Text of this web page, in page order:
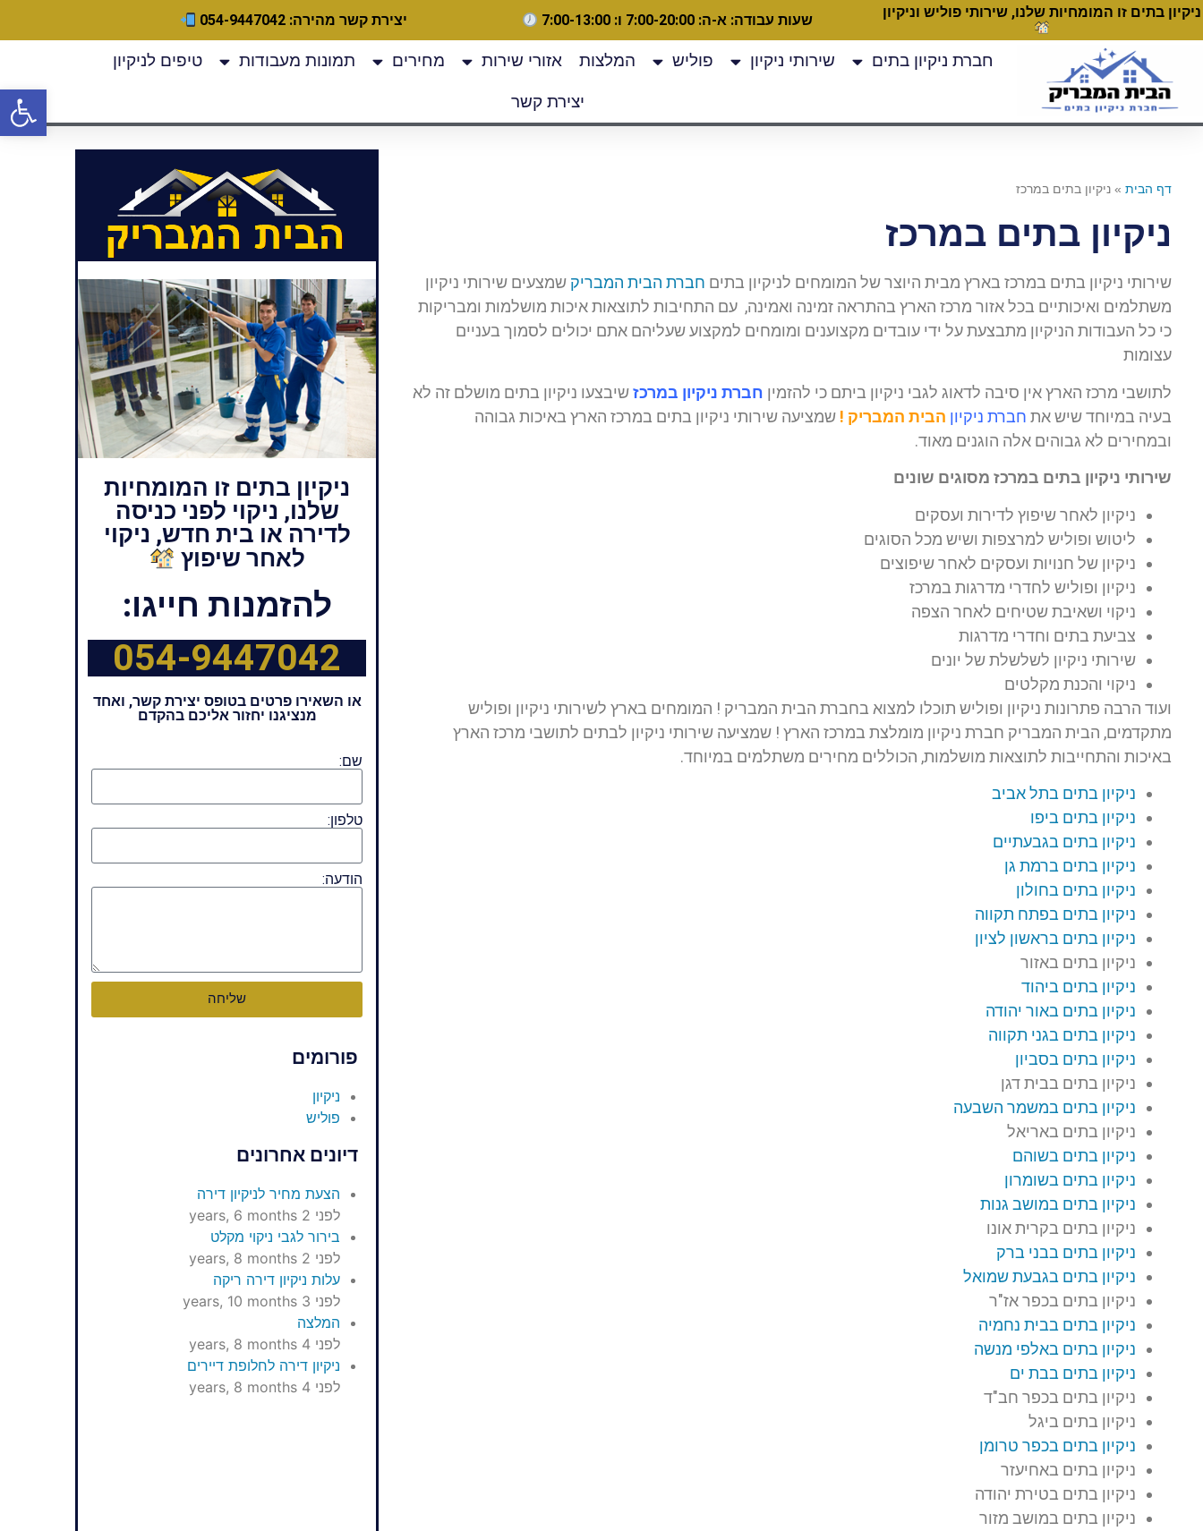
ניקיון בתים זו המומחיות שלנו, שירותי פוליש וניקיון שעות עבודה: א-ה: 7:00-20:00 ו: 7:00-13:00 יצירת קשר מהירה: 054-9447042
חברת ניקיון בתים שירותי ניקיון פוליש המלצות אזורי שירות מחירים תמונות מעבודות טיפים לניקיון
יצירת קשר
דף הבית » ניקיון בתים במרכז
ניקיון בתים במרכז
שירותי ניקיון בתים במרכז בארץ מבית היוצר של המומחים לניקיון בתים חברת הבית המבריק שמצעים שירותי ניקיון
משתלמים ואיכותיים בכל אזור מרכז הארץ בהתראה זמינה ואמינה, עם התחיבות לתוצאות איכות מושלמות ומבריקות
כי כל העבודות הניקיון מתבצעת על ידי עובדים מקצוענים ומומחים למקצוע שעליהם אתם יכולים לסמוך בעניים
עצומות
לתושבי מרכז הארץ אין סיבה לדאוג לגבי ניקיון ביתם כי להזמין חברת ניקיון במרכזשיבצעו ניקיון בתים מושלם זה לא
בעיה במיוחד שיש את חברת ניקיון הבית המבריק ! שמציעה שירותי ניקיון בתים במרכז הארץ באיכות גבוהה
ובמחירים לא גבוהים אלה הוגנים מאוד.
שירותי ניקיון בתים במרכז מסוגים שונים
ניקיון לאחר שיפוץ לדירות ועסקים
ליטוש ופוליש למרצפות ושיש מכל הסוגים
ניקיון של חנויות ועסקים לאחר שיפוצים
ניקיון ופוליש לחדרי מדרגות במרכז
ניקוי ושאיבת שטיחים לאחר הצפה
צביעת בתים וחדרי מדרגות
שירותי ניקיון לשלשלת של יונים
ניקוי והכנת מקלטים
ועוד הרבה פתרונות ניקיון ופוליש תוכלו למצוא בחברת הבית המבריק ! המומחים בארץ לשירותי ניקיון ופוליש
מתקדמים, הבית המבריק חברת ניקיון מומלצת במרכז הארץ ! שמציעה שירותי ניקיון לבתים לתושבי מרכז הארץ
באיכות והתחייבות לתוצאות מושלמות, הכוללים מחירים משתלמים במיוחד.
ניקיון בתים בתל אביב
ניקיון בתים ביפו
ניקיון בתים בגבעתיים
ניקיון בתים ברמת גן
ניקיון בתים בחולון
ניקיון בתים בפתח תקווה
ניקיון בתים בראשון לציון
ניקיון בתים באזור
ניקיון בתים ביהוד
ניקיון בתים באור יהודה
ניקיון בתים בגני תקווה
ניקיון בתים בסביון
ניקיון בתים בבית דגן
ניקיון בתים במשמר השבעה
ניקיון בתים באריאל
ניקיון בתים בשוהם
ניקיון בתים בשומרון
ניקיון בתים במושב גנות
ניקיון בתים בקרית אונו
ניקיון בתים בבני ברק
ניקיון בתים בגבעת שמואל
ניקיון בתים בכפר אז"ר
ניקיון בתים בבית נחמיה
ניקיון בתים באלפי מנשה
ניקיון בתים בבת ים
ניקיון בתים בכפר חב"ד
ניקיון בתים ביגל
ניקיון בתים בכפר טרומן
ניקיון בתים באחיעזר
ניקיון בתים בטירת יהודה
ניקיון בתים במושב מזור
ניקיון בתים זו המומחיות
שלנו, ניקוי לפני כניסה
לדירה או בית חדש, ניקוי
לאחר שיפוץ
להזמנות חייגו:
054-9447042
או השאירו פרטים בטופס יצירת קשר, ואחד
מנציגנו יחזור אליכם בהקדם
שם:
טלפון:
הודעה:
שליחה
פורומים
ניקיון
פוליש
דיונים אחרונים
הצעת מחיר לניקיון דירה
לפני 2 years, 6 months
בירור לגבי ניקוי מקלט
לפני 2 years, 8 months
עלות ניקיון דירה ריקה
לפני 3 years, 10 months
המלצה
לפני 4 years, 8 months
ניקיון דירה לחלופת דיירים
לפני 4 years, 8 months